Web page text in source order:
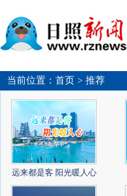
当前位置： 首页 > 推荐
远来都是客 阳光暖人心